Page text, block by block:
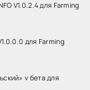
V1.0.2.4 для Farming
для Farming
v бета для